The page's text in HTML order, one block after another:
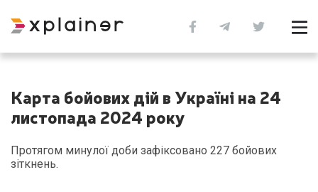
Карта бойових дій в Україні на 24
листопада 2024 року
Протягом минулої доби зафіксовано 227 бойових
зіткнень.